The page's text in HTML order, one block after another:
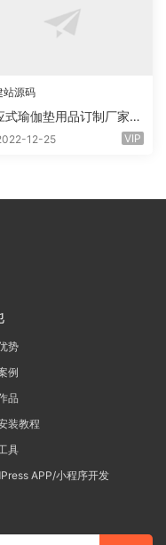
站源码
式瑜伽垫用品订制厂家网
易优模板(pc+wa
12-25 VIP
势
例
品
装教程
具
APP/小程序开发